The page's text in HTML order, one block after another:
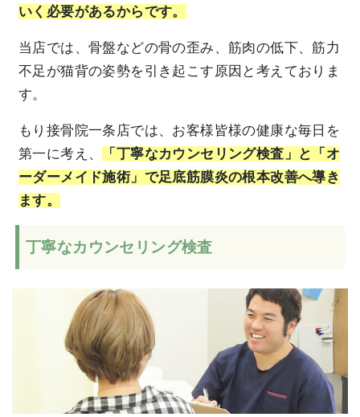
いく必要があるからです。
当店では、骨盤などの骨の歪み、筋肉の低下、筋力
不足が猫背の姿勢を引き起こす原因と考えておりま
す。
もり接骨院一条店では、お客様皆様の健康な毎日を
第一に考え、
「丁寧なカウンセリング検査」と「オ
ーダーメイド施術」で足底筋膜炎の根本改善へ導き
ます。
丁寧なカウンセリング検査